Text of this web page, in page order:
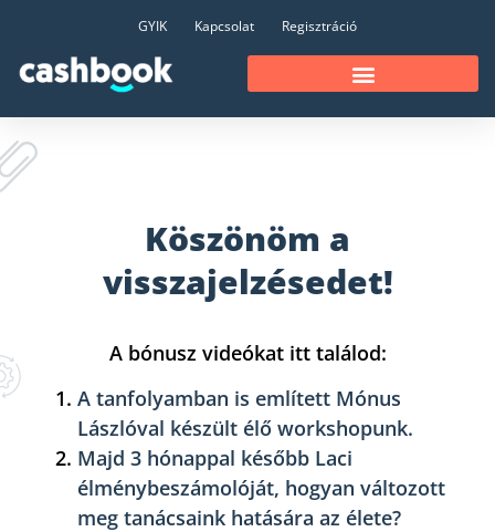
GYIK Kapcsolat Regisztráció
Köszönöm a
visszajelzésedet!
A bónusz videókat itt találod:
A tanfolyamban is említett Mónus
Lászlóval készült élő workshopunk.
Majd 3 hónappal később Laci
élménybeszámolóját, hogyan változott
meg tanácsaink hatására az élete?